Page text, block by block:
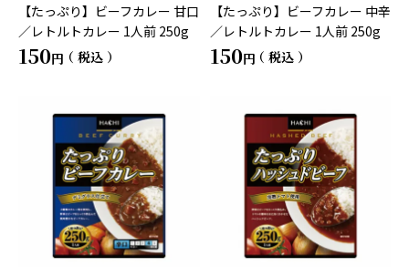
【たっぷり】ビーフカレー 甘口
／レトルトカレー 1人前 250g
150 税込
【たっぷり】ビーフカレー 中辛
／レトルトカレー 1人前 250g
150 税込